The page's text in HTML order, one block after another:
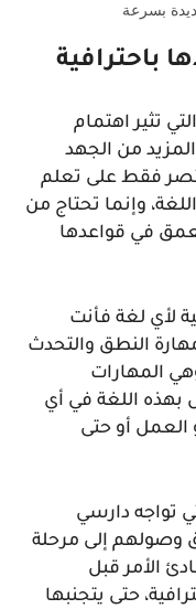
بسرعة
باحترافية
تثير اهتمام
من الجهد
فقط على تعلم
وإنما تحتاج من
في قواعدها
لأي لغة فأنت
النطق والتحدث
المهارات
بهذه اللغة في أي
أو حتى
تواجه دارسي
وصولهم إلى مرحلة
الأمر قبل
حتى يتجنبها